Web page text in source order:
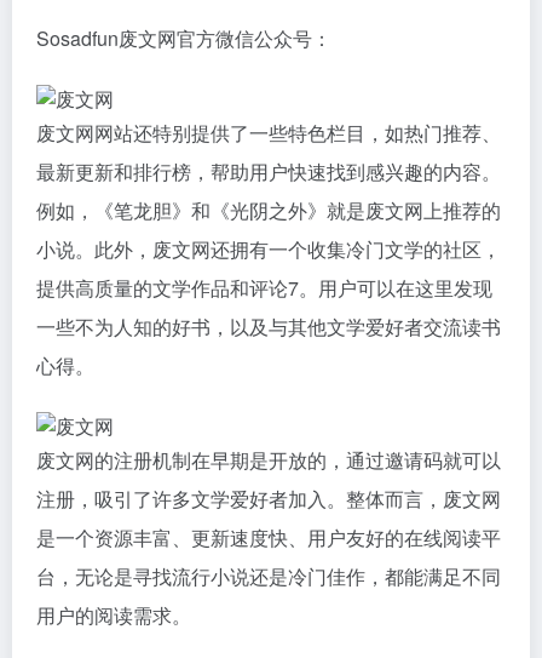
Sosadfun废文网官方微信公众号：
废文网网站还特别提供了一些特色栏目，如热门推荐、
最新更新和排行榜，帮助用户快速找到感兴趣的内容。
例如，《笔龙胆》和《光阴之外》就是废文网上推荐的
小说。此外，废文网还拥有一个收集冷门文学的社区，
提供高质量的文学作品和评论7。用户可以在这里发现
一些不为人知的好书，以及与其他文学爱好者交流读书
心得。
废文网的注册机制在早期是开放的，通过邀请码就可以
注册，吸引了许多文学爱好者加入。整体而言，废文网
是一个资源丰富、更新速度快、用户友好的在线阅读平
台，无论是寻找流行小说还是冷门佳作，都能满足不同
用户的阅读需求。